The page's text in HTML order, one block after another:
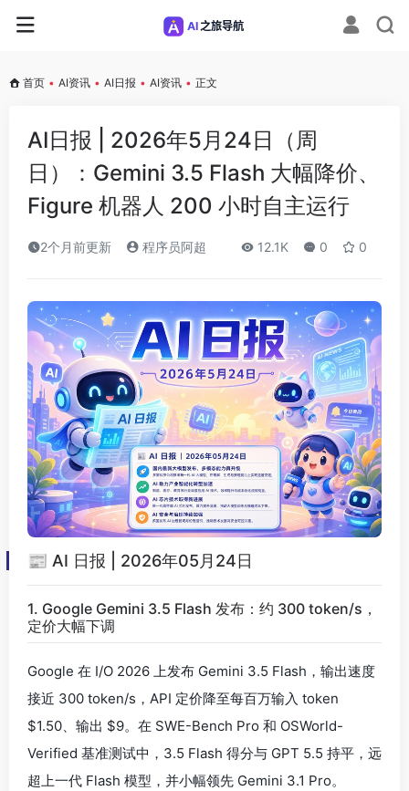
首页 • AI资讯 • AI日报 • AI资讯 • 正文
AI日报 | 2026年5月24日（周
日）：Gemini 3.5 Flash 大幅降价、
Figure 机器人 200 小时自主运行
2个月前更新 程序员阿超 12.1K 0 0
📰 AI 日报 | 2026年05月24日
1. Google Gemini 3.5 Flash 发布：约 300 token/s，
定价大幅下调
Google 在 I/O 2026 上发布 Gemini 3.5 Flash，输出速度
接近 300 token/s，API 定价降至每百万输入 token
$1.50、输出 $9。在 SWE-Bench Pro 和 OSWorld-
Verified 基准测试中，3.5 Flash 得分与 GPT 5.5 持平，远
超上一代 Flash 模型，并小幅领先 Gemini 3.1 Pro。